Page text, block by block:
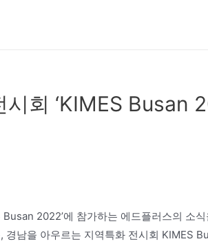
회 ‘KIMES Busan
2022’에 참가하는 에드플러스의 소
남을 아우르는 지역특화 전시회 KIMES